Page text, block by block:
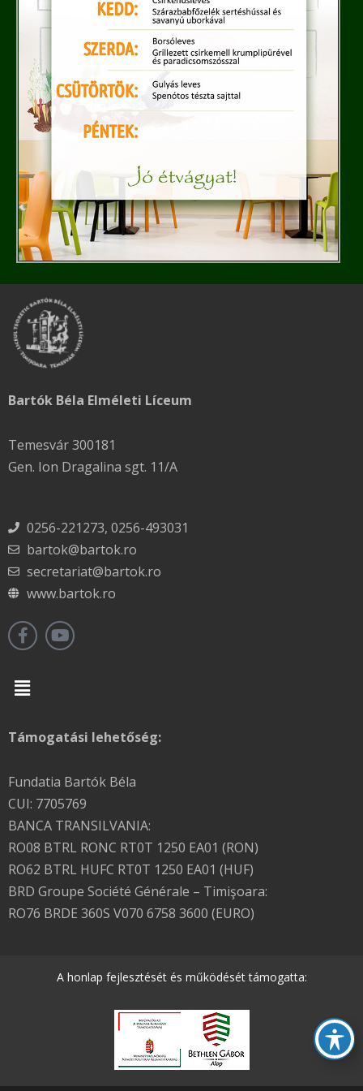
Bartók Béla Elméleti Líceum
Temesvár 300181
Gen. Ion Dragalina sgt. 11/A
0256-221273, 0256-493031
bartok@bartok.ro
secretariat@bartok.ro
www.bartok.ro
Menu
Támogatási lehetőség:
Fundatia Bartók Béla
CUI: 7705769
BANCA TRANSILVANIA:
RO08 BTRL RONC RT0T 1250 EA01 (RON)
RO62 BTRL HUFC RT0T 1250 EA01 (HUF)
BRD Groupe Société Générale – Timişoara:
RO76 BRDE 360S V070 6758 3600 (EURO)
A honlap fejlesztését és működését támogatta: